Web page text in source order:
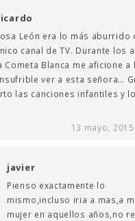
León era lo más aburrido
canal de TV. Durante los
Cometa Blanca me aficione a
ver a esta señora…
las canciones infantiles y
13 mayo,
javier
Pienso exactamente lo
mismo,incluso iria a mas,a
mujer en aquellos años,no